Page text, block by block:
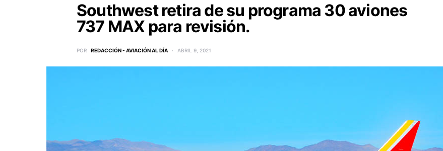
Southwest retira de su programa 30 aviones
737 MAX para revisión.
POR REDACCIÓN - AVIACIÓN AL DÍA ABRIL 9, 2021